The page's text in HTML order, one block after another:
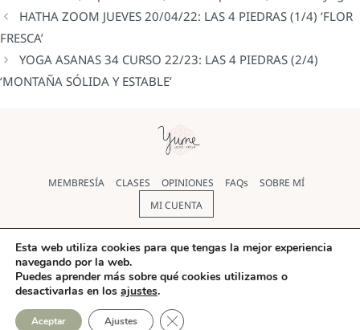
HATHA ZOOM JUEVES 20/04/22: LAS 4 PIEDRAS (1/4) ‘FLOR
FRESCA’
YOGA ASANAS 34 CURSO 22/23: LAS 4 PIEDRAS (2/4)
‘MONTAÑA SÓLIDA Y ESTABLE’
MEMBRESÍA CLASES OPINIONES FAQs
SOBRE MÍ
MI CUENTA
Política de cookies| Política de Privacidad|Aviso legal|
Términos y condiciones
© Yoga Yume 2026 |Diseño web
Esta web utiliza cookies para que tengas la mejor experiencia
navegando por la web.
Puedes aprender más sobre qué cookies utilizamos o
desactivarlas en los ajustes.
Aceptar Ajustes CERRAR EL BANNER DE